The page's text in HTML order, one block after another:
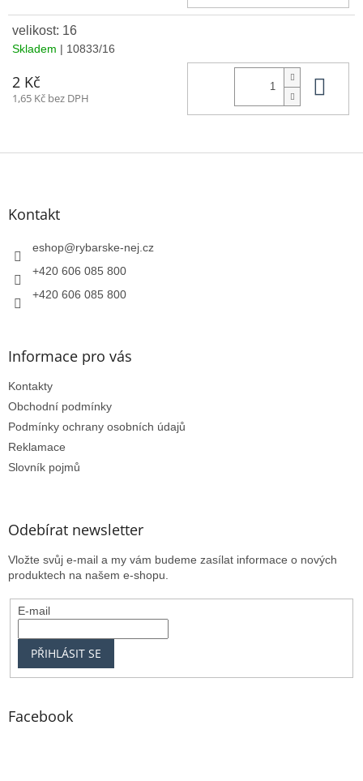
velikost: 16
Skladem | 10833/16
2 Kč
1,65 Kč bez DPH
Z
Kontakt
eshop@rybarske-nej.cz
+420 606 085 800
+420 606 085 800
Informace pro vás
Kontakty
Obchodní podmínky
Podmínky ochrany osobních údajů
Reklamace
Slovník pojmů
Odebírat newsletter
Vložte svůj e-mail a my vám budeme zasílat informace o nových
produktech na našem e-shopu.
E-mail
PŘIHLÁSIT SE
Facebook